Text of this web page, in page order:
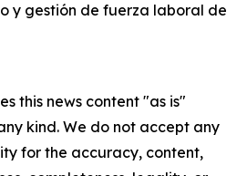
y gestión de fuerza laboral de
this news content "as is"
kind. We do not accept any
for the accuracy, content,